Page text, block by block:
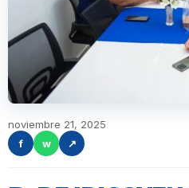
noviembre 21, 2025
f
w ↗